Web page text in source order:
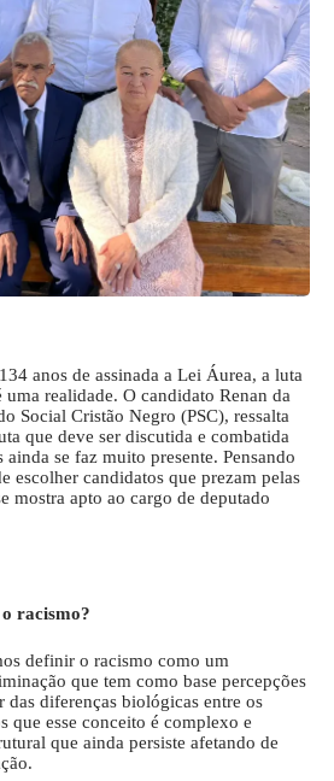
anos de assinada a Lei Áurea, a luta
realidade. O candidato Renan da
Social Cristão Negro (PSC), ressalta
que deve ser discutida e combatida
ainda se faz muito presente. Pensando
escolher candidatos que prezam pelas
mostra apto ao cargo de deputado
racismo?
definir o racismo como um
que tem como base percepções
das diferenças biológicas entre os
que esse conceito é complexo e
que ainda persiste afetando de